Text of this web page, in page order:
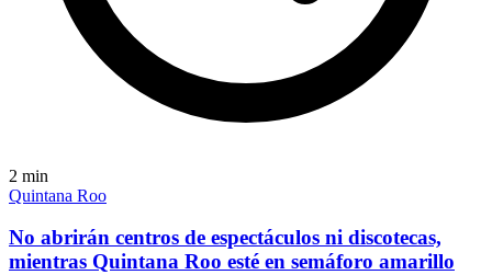
2 min
Quintana Roo
No abrirán centros de espectáculos ni discotecas,
mientras Quintana Roo esté en semáforo amarillo